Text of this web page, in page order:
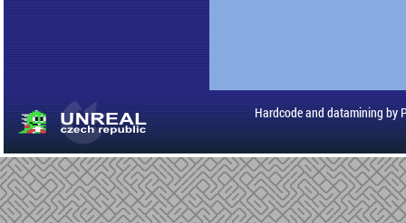
Hardcode and datamining by